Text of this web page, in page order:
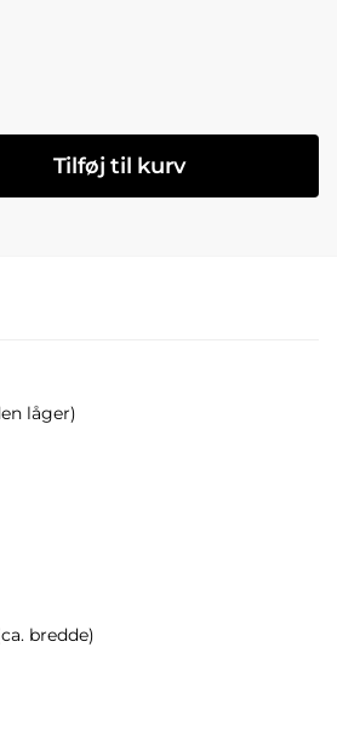
Tilføj til kurv
låger)
bredde)